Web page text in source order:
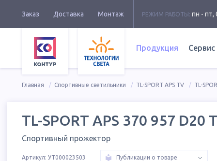
Заказ Доставка Монтаж РЕЖИМ РАБОТЫ: пн - пт,
Продукция Сервис
Главная Спортивные светильники TL-SPORT APS TV TL-
TL-SPORT APS 370 957 D20
Спортивный прожектор
Артикул: УТ000023503 Публикации о товаре